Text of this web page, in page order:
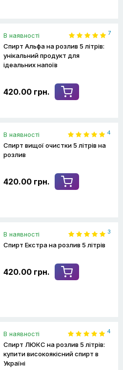
В наявності 7
Спирт Альфа на розлив 5 літрів:
унікальний продукт для
ідеальних напоїв
420.00 грн.
В наявності 4
Спирт вищої очистки 5 літрів на
розлив
420.00 грн.
В наявності 3
Спирт Екстра на розлив 5 літрів
420.00 грн.
В наявності 4
Спирт ЛЮКС на розлив 5 літрів:
купити високоякісний спирт в
Україні